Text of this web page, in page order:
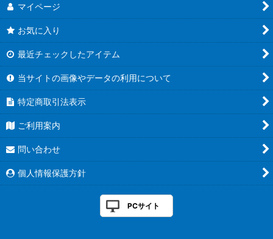
マイページ
お気に入り
最近チェックしたアイテム
当サイトの画像やデータの利用について
特定商取引法表示
ご利用案内
問い合わせ
個人情報保護方針
PCサイト